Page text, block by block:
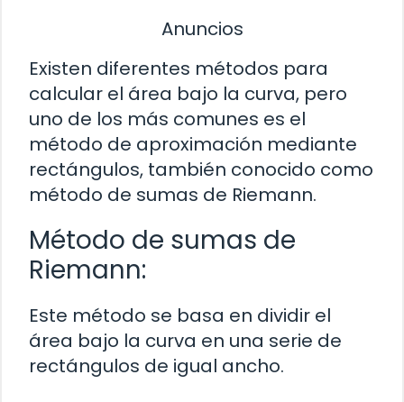
Anuncios
Existen diferentes métodos para
calcular el área bajo la curva, pero
uno de los más comunes es el
método de aproximación mediante
rectángulos, también conocido como
método de sumas de Riemann.
Método de sumas de
Riemann:
Este método se basa en dividir el
área bajo la curva en una serie de
rectángulos de igual ancho.